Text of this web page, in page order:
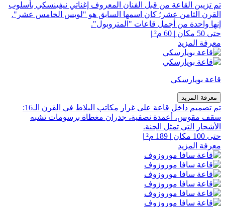
تم تزيين القاعة من قبل الفنان المعروف إغناتي نيفينسكي بأسلوب
القرن الثامن عشر؛ كان اسمها السابق هو "لويس الخامس عشر".
إنها واحدة من أجمل قاعات "المتروبول".
حتى 50 مكان
| 60 م²
|
معرفة المزيد
قاعة بويارسكي
معرفة المزيد
تم تصميم داخل قاعة على غرار مكاتب البلاط في القرن الـ16:
سقف مقوس، أعمدة نصفية، جدران مغطاة برسومات تشبه
الأشجار التي تمثل الجنة.
حتى 100 مكان
| 189 م²
|
معرفة المزيد